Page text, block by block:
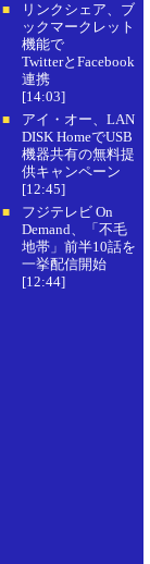
■
リンクシェア、ブ
ックマークレット
機能で
TwitterとFacebook
連携
[14:03]
■
アイ・オー、LAN
DISK HomeでUSB
機器共有の無料提
供キャンペーン
[12:45]
■
フジテレビ On
Demand、「不毛
地帯」前半10話を
一挙配信開始
[12:44]